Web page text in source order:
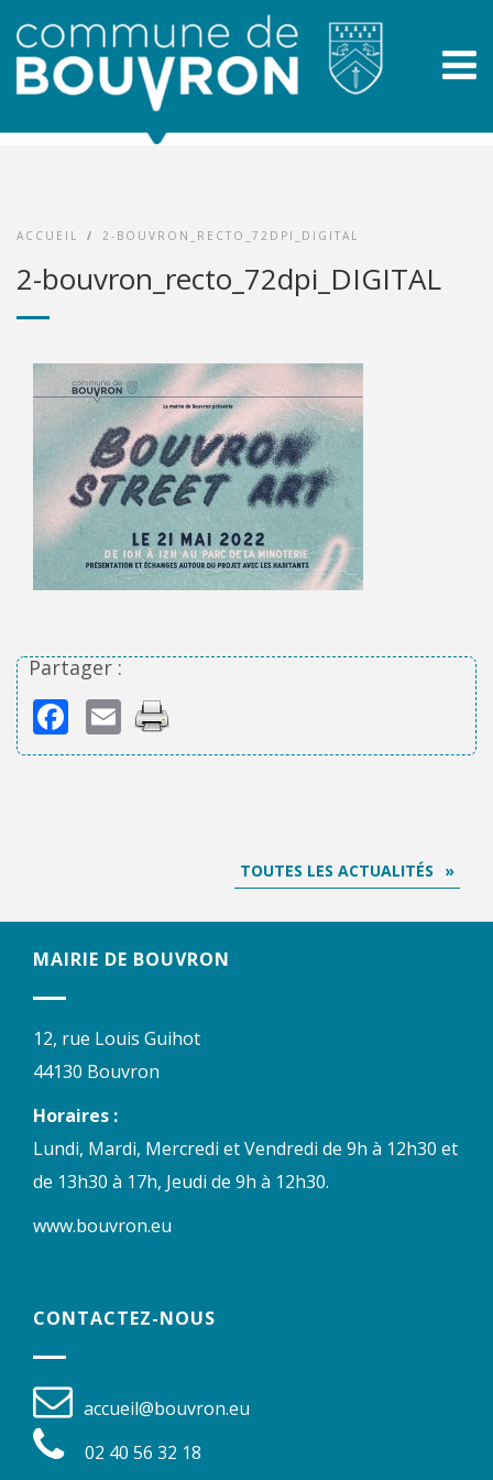
ACCUEIL / 2-BOUVRON_RECTO_72DPI_DIGITAL
2-bouvron_recto_72dpi_DIGITAL
Partager :
Facebook
Email
TOUTES LES ACTUALITÉS
MAIRIE DE BOUVRON
12, rue Louis Guihot
44130 Bouvron
Horaires :
Lundi, Mardi, Mercredi et Vendredi de 9h à 12h30 et
de 13h30 à 17h, Jeudi de 9h à 12h30.
www.bouvron.eu
CONTACTEZ-NOUS
accueil@bouvron.eu
02 40 56 32 18